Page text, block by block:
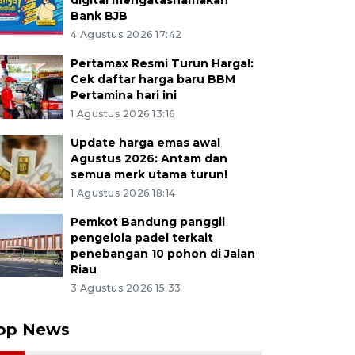
Bank BJB
4 Agustus 2026 17:42
Pertamax Resmi Turun Harga!:
Cek daftar harga baru BBM
Pertamina hari ini
1 Agustus 2026 13:16
Update harga emas awal
Agustus 2026: Antam dan
semua merk utama turun!
1 Agustus 2026 18:14
Pemkot Bandung panggil
pengelola padel terkait
penebangan 10 pohon di Jalan
Riau
3 Agustus 2026 15:33
News